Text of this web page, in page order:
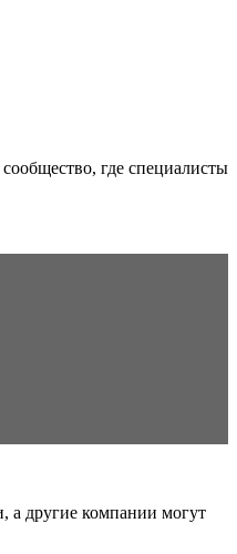
где специалисты
а другие компании могут